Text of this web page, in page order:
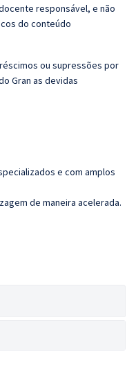
responsável, e não
do conteúdo
ou supressões por
Gran as devidas
e com amplos
de maneira acelerada.